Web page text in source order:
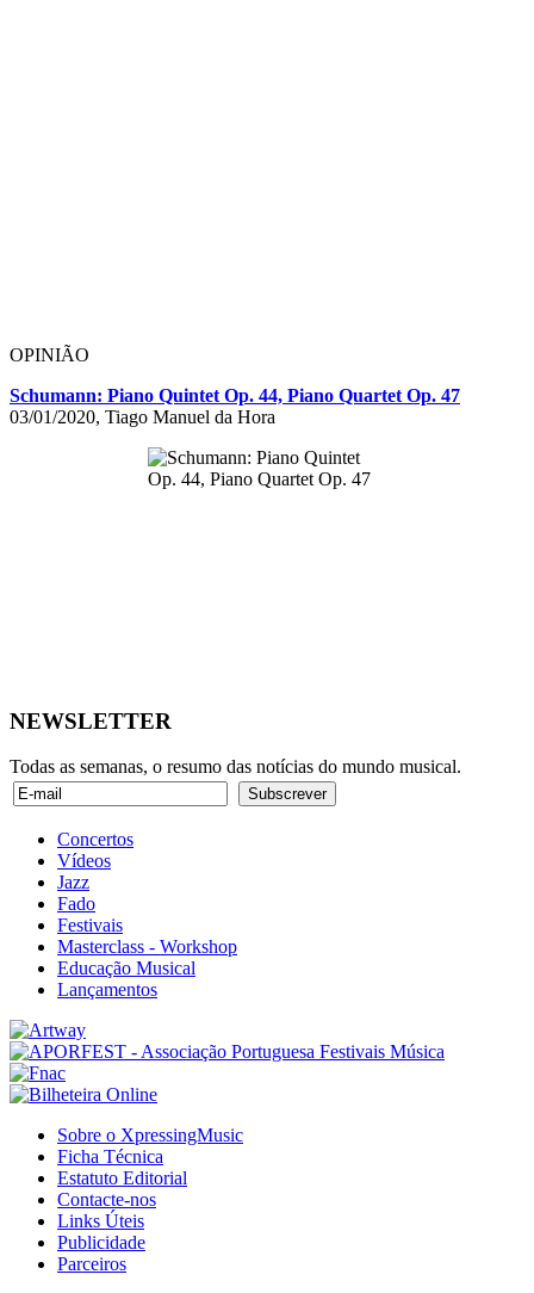
OPINIÃO
Schumann: Piano Quintet Op. 44, Piano Quartet Op. 47
03/01/2020, Tiago Manuel da Hora
NEWSLETTER
Todas as semanas, o resumo das notícias do mundo musical.
Concertos
Vídeos
Jazz
Fado
Festivais
Masterclass - Workshop
Educação Musical
Lançamentos
Sobre o XpressingMusic
Ficha Técnica
Estatuto Editorial
Contacte-nos
Links Úteis
Publicidade
Parceiros